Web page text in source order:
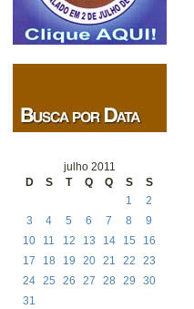
julho 2011
D
S T Q Q S
S
1
2
3
4 5 6 7 8
9
10
11 12 13 14 15
16
17
18 19 20 21 22
23
24 25 26 27 28 29
30
31